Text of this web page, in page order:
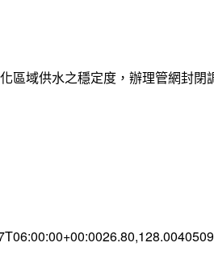
區域供水之穩定度，辦理管網封閉